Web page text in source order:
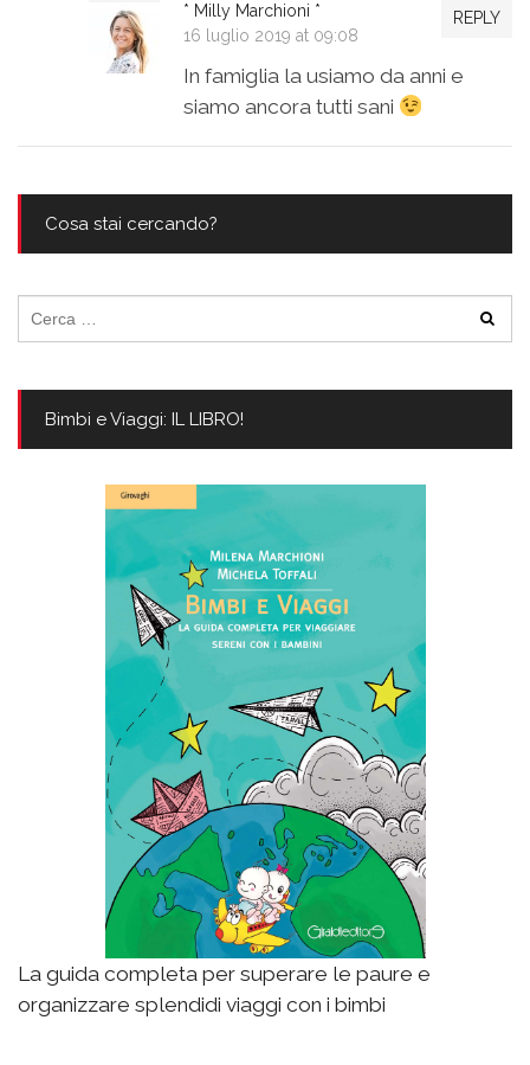
REPLY
* Milly Marchioni *
16 luglio 2019 at 09:08
In famiglia la usiamo da anni e
siamo ancora tutti sani
Cosa stai cercando?
per:
Bimbi e Viaggi: IL LIBRO!
La guida completa per superare le paure e
organizzare splendidi viaggi con i bimbi